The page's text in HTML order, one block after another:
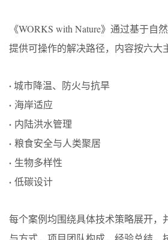
《WORKS with Nature》通过基于自
提供可操作的解决路径，内容按六大
·城市降温、防火与抗旱
· 海岸适应
· 内陆洪水管理
· 粮食安全与人类聚居
· 生物多样性
· 低碳设计
每个案例均围绕具体技术策略展开，